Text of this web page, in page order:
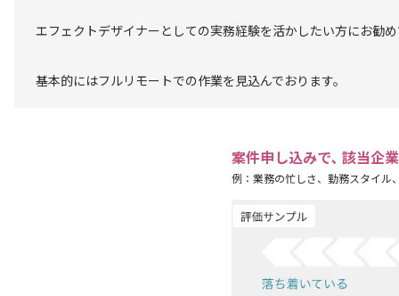
エフェクトデザイナーとしての実務経験を活かしたい方にお勧
基本的にはフルリモートでの作業を見込んでおります。
案件申し込みで､ 該当企
例：業務の忙しさ、勤務スタイル